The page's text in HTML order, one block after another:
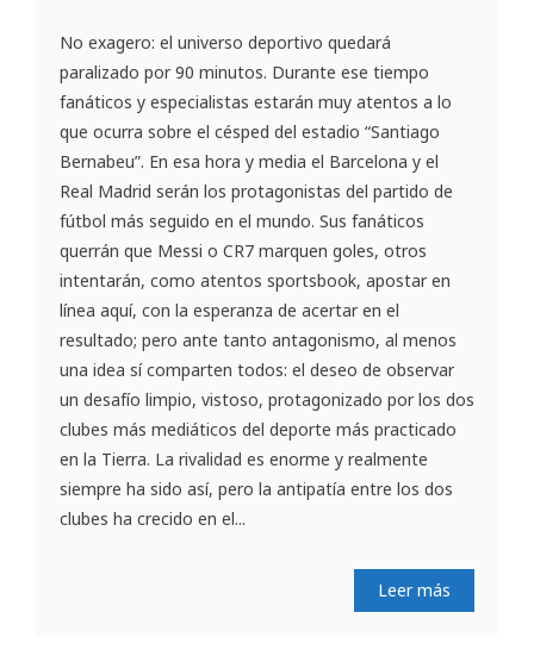
No exagero: el universo deportivo quedará
paralizado por 90 minutos. Durante ese tiempo
fanáticos y especialistas estarán muy atentos a lo
que ocurra sobre el césped del estadio “Santiago
Bernabeu”. En esa hora y media el Barcelona y el
Real Madrid serán los protagonistas del partido de
fútbol más seguido en el mundo. Sus fanáticos
querrán que Messi o CR7 marquen goles, otros
intentarán, como atentos sportsbook, apostar en
línea aquí, con la esperanza de acertar en el
resultado; pero ante tanto antagonismo, al menos
una idea sí comparten todos: el deseo de observar
un desafío limpio, vistoso, protagonizado por los dos
clubes más mediáticos del deporte más practicado
en la Tierra. La rivalidad es enorme y realmente
siempre ha sido así, pero la antipatía entre los dos
clubes ha crecido en el...
Leer más